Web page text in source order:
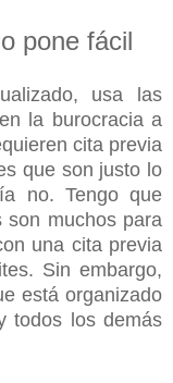
pone fácil
usa las
la burocracia a
cita previa
que son justo lo
no. Tengo que
son muchos para
una cita previa
Sin embargo,
está organizado
todos los demás